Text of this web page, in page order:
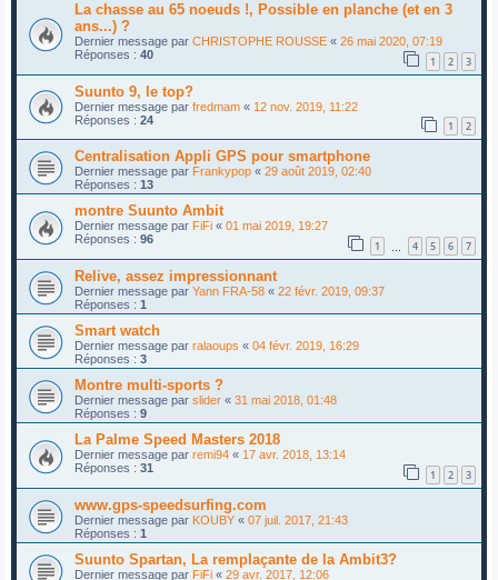
La chasse au 65 noeuds !, Possible en planche (et en 3
ans...) ?
Dernier message par CHRISTOPHE ROUSSE « 26 mai 2020, 07:19
Réponses : 40 1 2 3
Suunto 9, le top?
Dernier message par fredmam « 12 nov. 2019, 11:22
Réponses : 24 1 2
Centralisation Appli GPS pour smartphone
Dernier message par Frankypop « 29 août 2019, 02:40
Réponses : 13
montre Suunto Ambit
Dernier message par FiFi « 01 mai 2019, 19:27
Réponses : 96 1 4 5 6 7
Relive, assez impressionnant
Dernier message par Yann FRA-58 « 22 févr. 2019, 09:37
Réponses : 1
Smart watch
Dernier message par ralaoups « 04 févr. 2019, 16:29
Réponses : 3
Montre multi-sports ?
Dernier message par slider « 31 mai 2018, 01:48
Réponses : 9
La Palme Speed Masters 2018
Dernier message par remi94 « 17 avr. 2018, 13:14
Réponses : 31 1 2 3
www.gps-speedsurfing.com
Dernier message par KOUBY « 07 juil. 2017, 21:43
Réponses : 1
Suunto Spartan, La remplaçante de la Ambit3?
Dernier message par FiFi « 29 avr. 2017, 12:06